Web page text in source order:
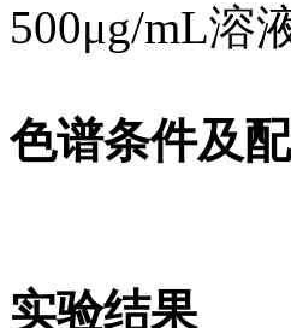
500μg/mL溶
色谱条件及配
实验结果